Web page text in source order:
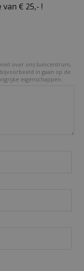
€ 25,- !
over ons tuincentrum,
in gaan op de
eigenschappen.